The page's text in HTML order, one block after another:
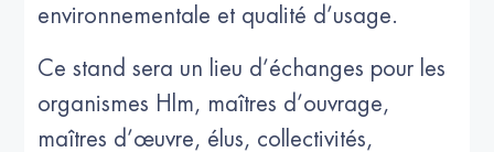
environnementale et qualité d’usage.
Ce stand sera un lieu d’échanges pour les
organismes Hlm, maîtres d’ouvrage,
maîtres d’œuvre, élus, collectivités,